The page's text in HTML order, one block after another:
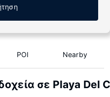
POI Nearby
σε Playa Del